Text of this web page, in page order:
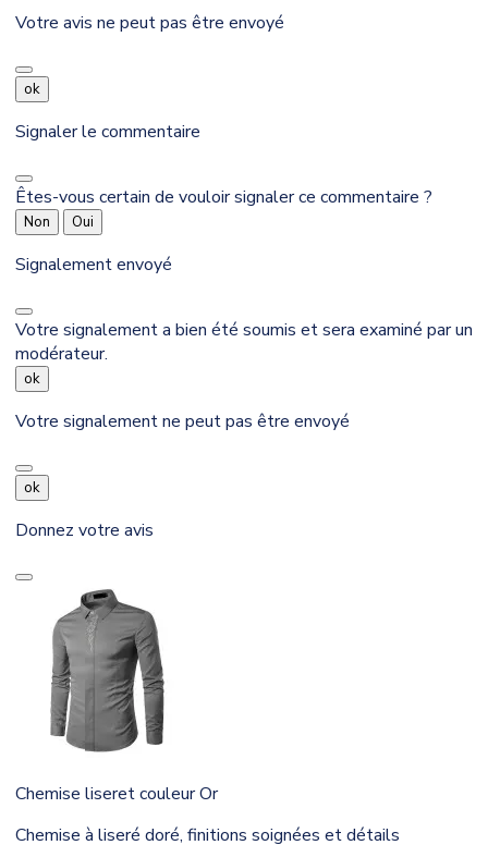
Votre avis ne peut pas être envoyé
ok
Signaler le commentaire
Êtes-vous certain de vouloir signaler ce commentaire ?
Non Oui
Signalement envoyé
Votre signalement a bien été soumis et sera examiné par un
modérateur.
ok
Votre signalement ne peut pas être envoyé
ok
Donnez votre avis
Chemise liseret couleur Or
Chemise à liseré doré, finitions soignées et détails